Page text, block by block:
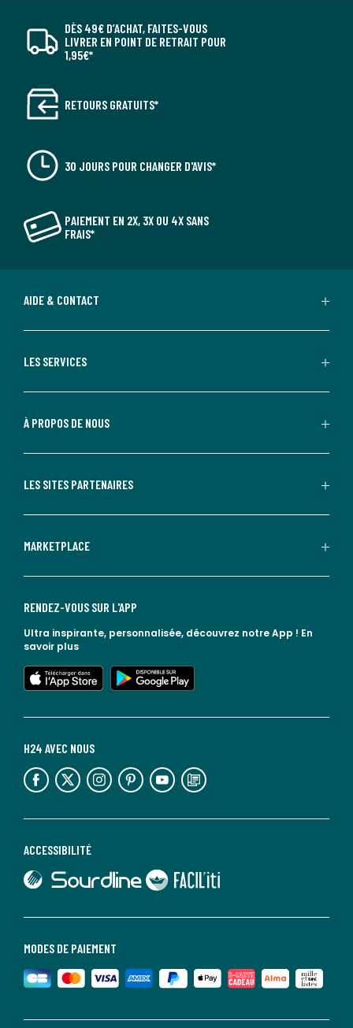
DÈS 49€ D’ACHAT, FAITES-VOUS
LIVRER EN POINT DE RETRAIT POUR
1,95€*
RETOURS GRATUITS*
30 JOURS POUR CHANGER D'AVIS*
PAIEMENT EN 2X, 3X OU 4X SANS
FRAIS*
AIDE & CONTACT
LES SERVICES
À PROPOS DE NOUS
LES SITES PARTENAIRES
MARKETPLACE
MODES DE PAIEMENT
ACCESSIBILITÉ
lien vers Sourdline
lien vers Faciliti
H24 AVEC NOUS
lien vers l'espace réseaux sociaux lien vers l'espace réseaux sociaux lien vers l'espace réseaux sociaux lien vers l'espace réseaux sociaux lien vers l'espace réseaux sociaux lien vers le blog la redoute
RENDEZ-VOUS SUR L'APP
Ultra inspirante, personnalisée, découvrez notre App ! En
savoir plus
lien vers l'app store
lien vers google play